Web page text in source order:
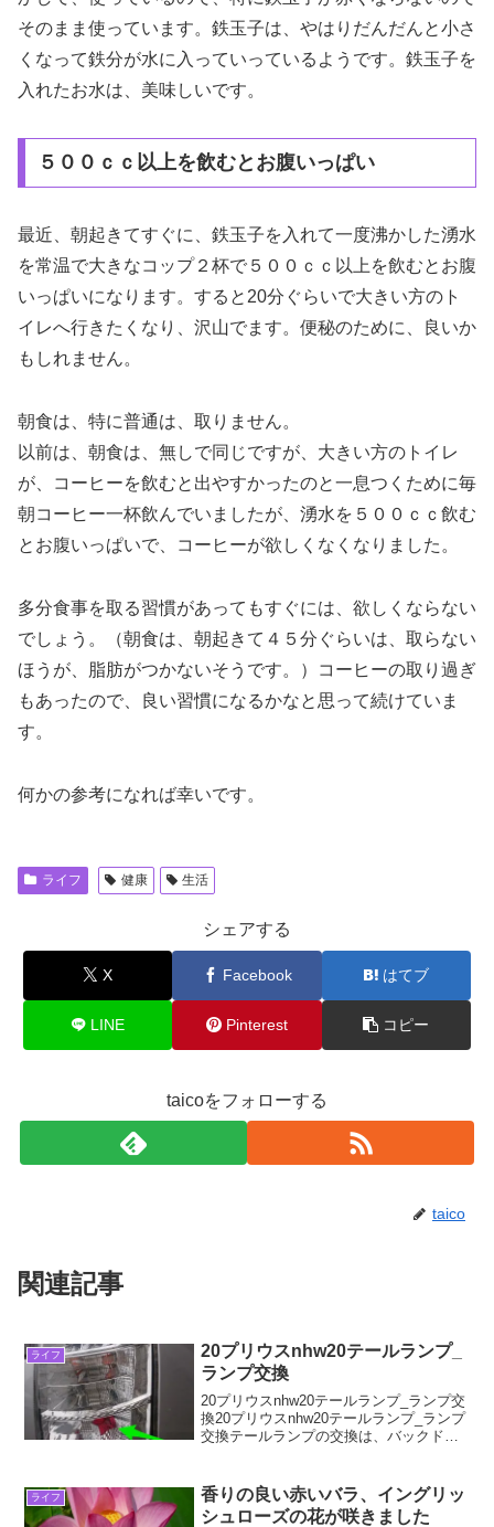
そのまま使っています。鉄玉子は、やはりだんだんと小さ
くなって鉄分が水に入っていっているようです。鉄玉子を
入れたお水は、美味しいです。
５００ｃｃ以上を飲むとお腹いっぱい
最近、朝起きてすぐに、鉄玉子を入れて一度沸かした湧水
を常温で大きなコップ２杯で５００ｃｃ以上を飲むとお腹
いっぱいになります。すると20分ぐらいで大きい方のト
イレへ行きたくなり、沢山でます。便秘のために、良いか
もしれません。
朝食は、特に普通は、取りません。
以前は、朝食は、無しで同じですが、大きい方のトイレ
が、コーヒーを飲むと出やすかったのと一息つくために毎
朝コーヒー一杯飲んでいましたが、湧水を５００ｃｃ飲む
とお腹いっぱいで、コーヒーが欲しくなくなりました。
多分食事を取る習慣があってもすぐには、欲しくならない
でしょう。（朝食は、朝起きて４５分ぐらいは、取らない
ほうが、脂肪がつかないそうです。）コーヒーの取り過ぎ
もあったので、良い習慣になるかなと思って続けていま
す。
何かの参考になれば幸いです。
ライフ 健康 生活
シェアする
X Facebook はてブ
LINE Pinterest コピー
taicoをフォローする
taico
関連記事
ライフ
20プリウスnhw20テールランプ_
ランプ交換
20プリウスnhw20テールランプ_ランプ交
換20プリウスnhw20テールランプ_ランプ
交換テールランプの交換は、バックドア
バーを外します。テールランプ側のカバ
ーテール...
ライフ
香りの良い赤いバラ、イングリッ
シュローズの花が咲きました